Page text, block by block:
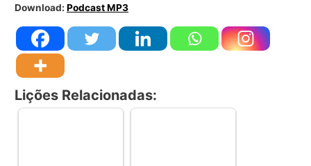
Download:Podcast MP3
Lições Relacionadas: